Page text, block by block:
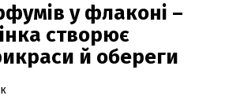
у флаконі –
створює
й обереги